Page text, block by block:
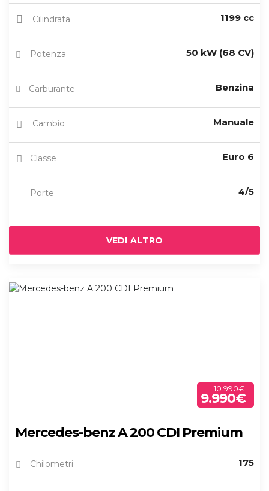
Cilindrata 1199 cc
Potenza 50 kW (68 CV)
Carburante Benzina
Cambio Manuale
Classe Euro 6
Porte 4/5
VEDI ALTRO
10.990€
9.990€
Mercedes-benz A 200 CDI Premium
Chilometri 175